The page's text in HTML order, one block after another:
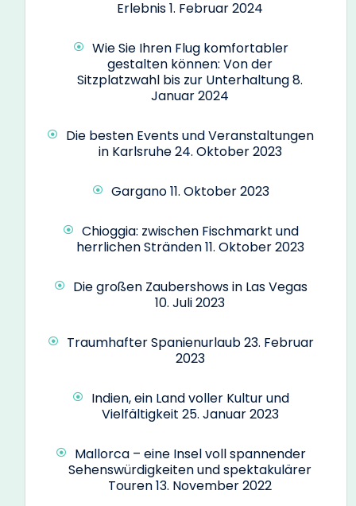
Erlebnis1. Februar 2024
Wie Sie Ihren Flug komfortabler
gestalten können: Von der
Sitzplatzwahl bis zur Unterhaltung8.
Januar 2024
Die besten Events und Veranstaltungen
in Karlsruhe24. Oktober 2023
Gargano11. Oktober 2023
Chioggia: zwischen Fischmarkt und
herrlichen Stränden11. Oktober 2023
Die großen Zaubershows in Las Vegas
10. Juli 2023
Traumhafter Spanienurlaub23. Februar
2023
Indien, ein Land voller Kultur und
Vielfältigkeit 25. Januar 2023
Mallorca – eine Insel voll spannender
Sehenswürdigkeiten und spektakulärer
Touren13. November 2022